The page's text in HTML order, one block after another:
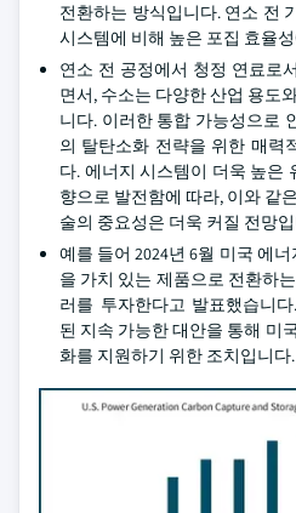
전환하는 방식입니다. 연소 전
시스템에 비해 높은 포집 효율
연소 전 공정에서 청정 연료로
면서, 수소는 다양한 산업 용도
니다. 이러한 통합 가능성으로
의 탈탄소화 전략을 위한 매력
다. 에너지 시스템이 더욱 높은
향으로 발전함에 따라, 이와 같
술의 중요성은 더욱 커질 전망
예를 들어 2024년 6월 미국 에너
을 가치 있는 제품으로 전환하
러를 투자한다고 발표했습니
된 지속 가능한 대안을 통해 미
화를 지원하기 위한 조치입니다.